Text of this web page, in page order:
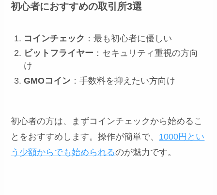
初心者におすすめの取引所3選
コインチェック ：最も初心者に優しい
ビットフライヤー ：セキュリティ重視の方向
け
GMOコイン ：手数料を抑えたい方向け
初心者の方は、まずコインチェックから始めるこ
とをおすすめします。操作が簡単で、 1000円とい
う少額からでも始められるのが魅力です。